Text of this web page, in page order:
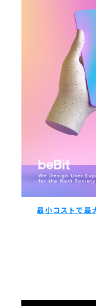
最小コストで最